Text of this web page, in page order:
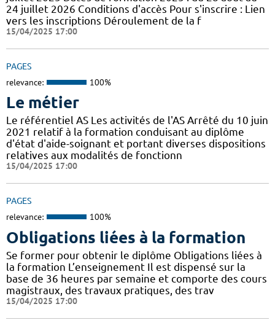
24 juillet 2026 Conditions d'accès Pour s'inscrire : Lien
vers les inscriptions Déroulement de la f
15/04/2025 17:00
PAGES
relevance: 100%
Le métier
Le référentiel AS Les activités de l'AS Arrêté du 10 juin
2021 relatif à la formation conduisant au diplôme
d'état d'aide-soignant et portant diverses dispositions
relatives aux modalités de fonctionn
15/04/2025 17:00
PAGES
relevance: 100%
Obligations liées à la formation
Se former pour obtenir le diplôme Obligations liées à
la formation L’enseignement Il est dispensé sur la
base de 36 heures par semaine et comporte des cours
magistraux, des travaux pratiques, des trav
15/04/2025 17:00